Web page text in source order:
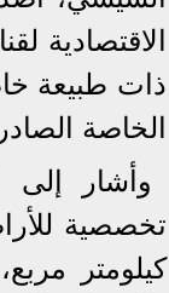
الاقتصادية
ذات طبيعة
الخاصة الصادر بالقانون
كيلومتر